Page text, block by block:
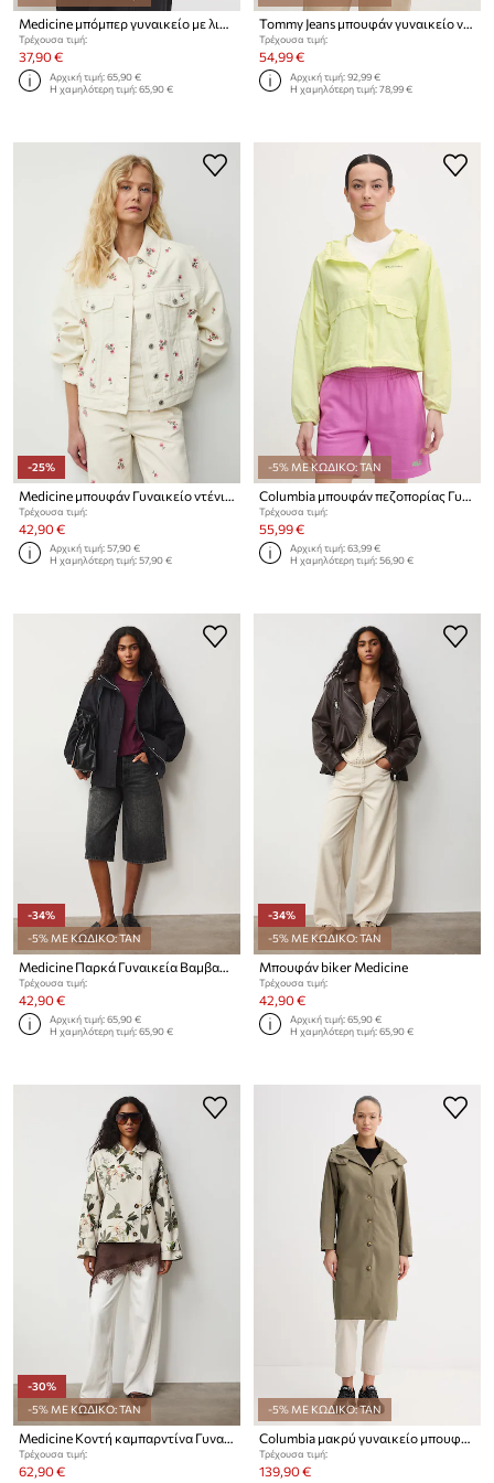
Medicine μπόμπερ γυναικείο με λινό
Τρέχουσα τιμή:
37,90 €
Αρχική τιμή:65,90 €
Η χαμηλότερη τιμή:65,90 €
Tommy Jeans μπουφάν γυναικείο ντένιμ
Τρέχουσα τιμή:
54,99 €
Αρχική τιμή:92,99 €
Η χαμηλότερη τιμή:78,99 €
-25%
Τρέχουσα τιμή:
42,90 €
Αρχική τιμή:57,90 €
Η χαμηλότερη τιμή:57,90 €
-5% ΜΕ ΚΩΔΙΚΟ: TAN
Τρέχουσα τιμή:
55,99 €
Αρχική τιμή:63,99 €
Η χαμηλότερη τιμή:56,90 €
-34%
-5% ΜΕ ΚΩΔΙΚΟ: TAN
Medicine Παρκά Γυναικεία Βαμβακερή
Τρέχουσα τιμή:
42,90 €
Αρχική τιμή:65,90 €
Η χαμηλότερη τιμή:65,90 €
-34%
-5% ΜΕ ΚΩΔΙΚΟ: TAN
Μπουφάν biker Medicine
Τρέχουσα τιμή:
42,90 €
Αρχική τιμή:65,90 €
Η χαμηλότερη τιμή:65,90 €
-30%
-5% ΜΕ ΚΩΔΙΚΟ: TAN
Medicine Κοντή καμπαρντίνα Γυναικεία
Τρέχουσα τιμή:
62,90 €
-5% ΜΕ ΚΩΔΙΚΟ: TAN
Columbia μακρύ γυναικείο μπουφάν
Τρέχουσα τιμή:
139,90 €